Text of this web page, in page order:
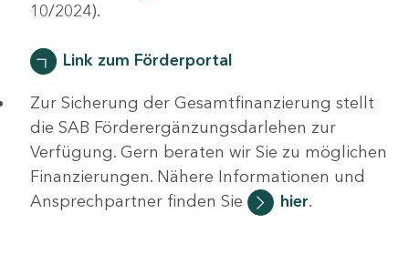
10/2024).
Link zum Förderportal
Zur Sicherung der Gesamtfinanzierung stellt
die SAB Förderergänzungsdarlehen zur
Verfügung. Gern beraten wir Sie zu möglichen
Finanzierungen. Nähere Informationen und
Ansprechpartner finden Sie
hier.